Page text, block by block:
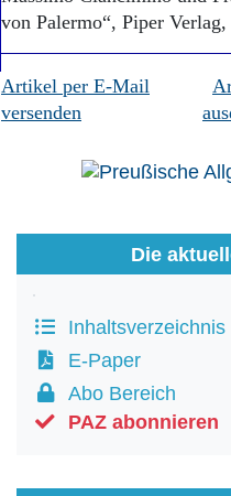
von Palermo“, Piper
Artikel per E-Mail
versenden
Die
Inhaltsverzeichnis
E-Paper
Abo Bereich
PAZ abonnieren